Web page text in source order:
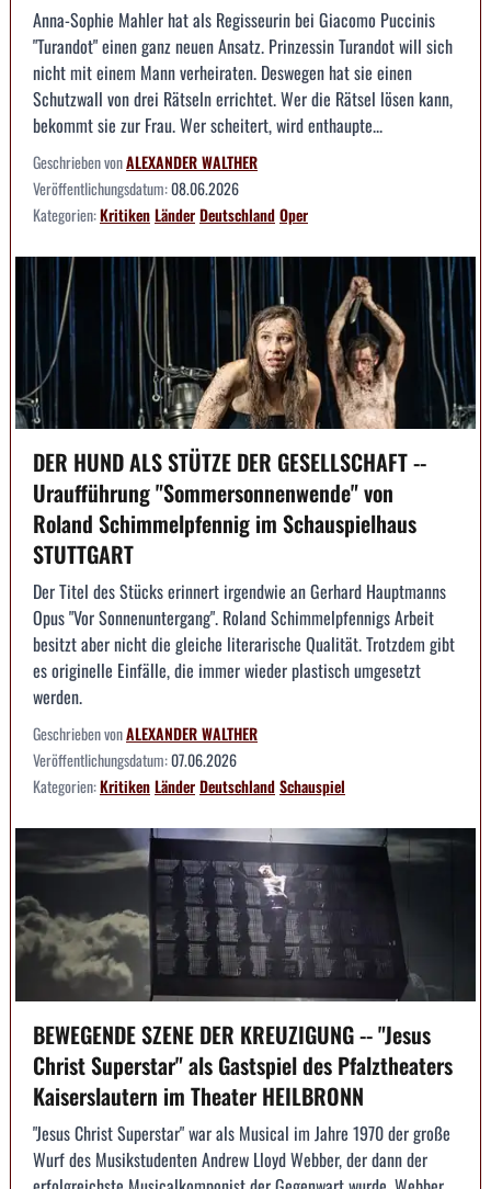
Anna-Sophie Mahler hat als Regisseurin bei Giacomo Puccinis
"Turandot" einen ganz neuen Ansatz. Prinzessin Turandot will sich
nicht mit einem Mann verheiraten. Deswegen hat sie einen
Schutzwall von drei Rätseln errichtet. Wer die Rätsel lösen kann,
bekommt sie zur Frau. Wer scheitert, wird enthaupte...
Geschrieben vonALEXANDER WALTHER
Veröffentlichungsdatum:08.06.2026
Kategorien:KritikenLänderDeutschlandOper
DER HUND ALS STÜTZE DER GESELLSCHAFT --
Uraufführung "Sommersonnenwende" von
Roland Schimmelpfennig im Schauspielhaus
STUTTGART
Der Titel des Stücks erinnert irgendwie an Gerhard Hauptmanns
Opus "Vor Sonnenuntergang". Roland Schimmelpfennigs Arbeit
besitzt aber nicht die gleiche literarische Qualität. Trotzdem gibt
es originelle Einfälle, die immer wieder plastisch umgesetzt
werden.
Geschrieben vonALEXANDER WALTHER
Veröffentlichungsdatum:07.06.2026
Kategorien:KritikenLänderDeutschlandSchauspiel
BEWEGENDE SZENE DER KREUZIGUNG -- "Jesus
Christ Superstar" als Gastspiel des Pfalztheaters
Kaiserslautern im Theater HEILBRONN
"Jesus Christ Superstar" war als Musical im Jahre 1970 der große
Wurf des Musikstudenten Andrew Lloyd Webber, der dann der